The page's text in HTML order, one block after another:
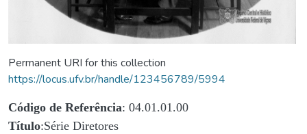
Permanent URI for this collection
https://locus.ufv.br/handle/123456789/5994
Código de Referência: 04.01.01.00
Título:Série Diretores